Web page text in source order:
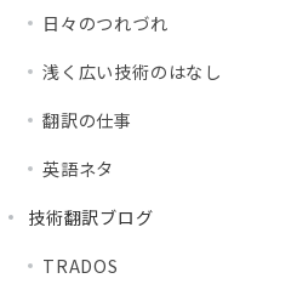
日々のつれづれ
浅く広い技術のはなし
翻訳の仕事
英語ネタ
技術翻訳ブログ
TRADOS